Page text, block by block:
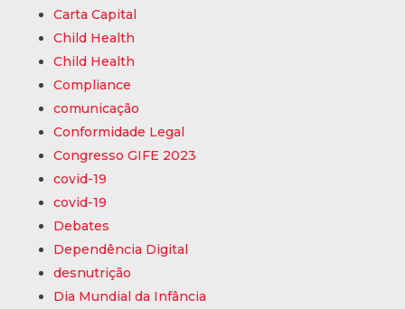
Carta Capital
Child Health
Child Health
Compliance
comunicação
Conformidade Legal
Congresso GIFE 2023
covid-19
covid-19
Debates
Dependência Digital
desnutrição
Dia Mundial da Infância